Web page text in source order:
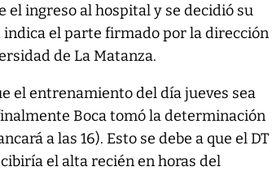
el ingreso al hospital y se decidió su
el parte firmado por la dirección
de La Matanza.
el entrenamiento del día jueves sea
Boca tomó la determinación
a las 16). Esto se debe a que el DT
el alta recién en horas del